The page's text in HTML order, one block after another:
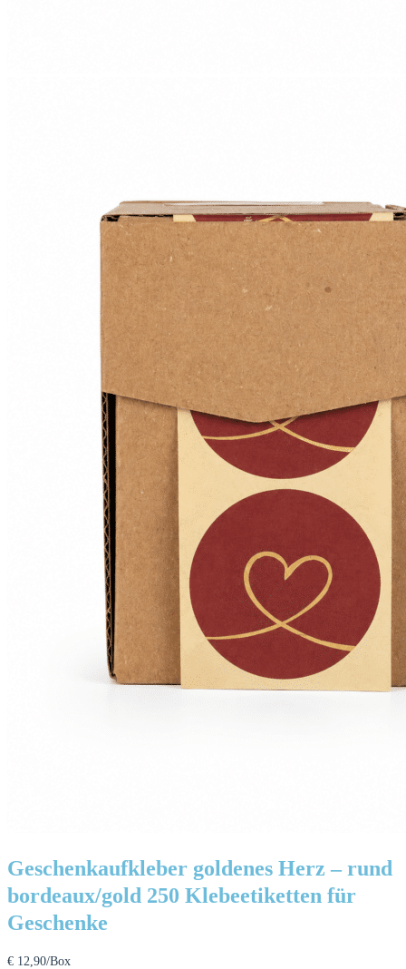
Geschenkaufkleber goldenes Herz – rund
bordeaux/gold 250 Klebeetiketten für
Geschenke
€ 12,90/Box